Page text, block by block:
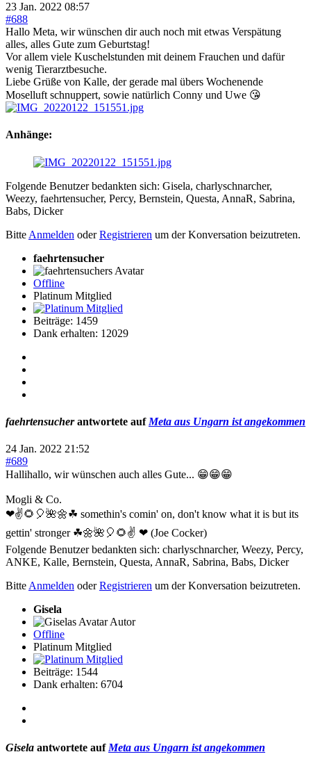
23 Jan. 2022 08:57
#688
Hallo Meta, wir wünschen dir auch noch mit etwas Verspätung
alles, alles Gute zum Geburtstag!
Vor allem viele Kuschelstunden mit deinem Frauchen und dafür
wenig Tierarztbesuche.
Liebe Grüße von Kalle, der gerade mal übers Wochenende
Moselluft schnuppert, sowie natürlich Conny und Uwe 😘
Anhänge:
Folgende Benutzer bedankten sich: Gisela, charlyschnarcher,
Weezy, faehrtensucher, Percy, Bernstein, Questa, AnnaR, Sabrina,
Babs, Dicker
Bitte Anmelden oderRegistrieren um der Konversation beizutreten.
faehrtensucher
Offline
Platinum Mitglied
Beiträge: 1459
Dank erhalten: 12029
faehrtensucherantwortete auf Meta aus Ungarn ist angekommen
24 Jan. 2022 21:52
#689
Hallihallo, wir wünschen auch alles Gute... 😁😁😁
Mogli & Co.
❤✌🌻🎈🌺🌼☘ somethin's comin' on, don't know what it is but its
gettin' stronger ☘🌼🌺🎈🌻✌ ❤ (Joe Cocker)
Folgende Benutzer bedankten sich: charlyschnarcher, Weezy, Percy,
ANKE, Kalle, Bernstein, Questa, AnnaR, Sabrina, Babs, Dicker
Bitte Anmelden oderRegistrieren um der Konversation beizutreten.
Gisela
Autor
Offline
Platinum Mitglied
Beiträge: 1544
Dank erhalten: 6704
Gisela antwortete auf Meta aus Ungarn ist angekommen